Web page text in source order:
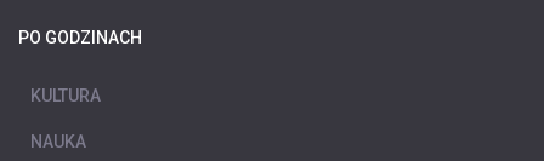
PO GODZINACH
KULTURA
NAUKA